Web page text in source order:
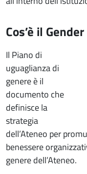
Cos’è il
Il Piano di
uguaglianza di
genere è il
documento che
definisce la
strategia
dell’Ateneo per
benessere
genere dell’Ateneo.